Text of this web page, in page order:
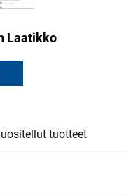
Laatikko
tuotteet